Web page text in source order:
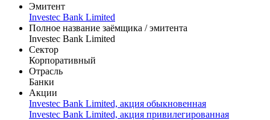
Эмитент
Investec Bank Limited
Полное название заёмщика / эмитента
Investec Bank Limited
Сектор
Корпоративный
Отрасль
Банки
Акции
Investec Bank Limited, акция обыкновенная
Investec Bank Limited, акция привилегированная